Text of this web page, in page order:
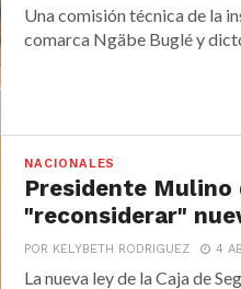
Una comisión técnica de la
comarca Ngäbe Buglé y
NACIONALES
Presidente Mulino
"reconsiderar"
POR KELYBETH RODRIGUEZ 4
La nueva ley de la Caja de